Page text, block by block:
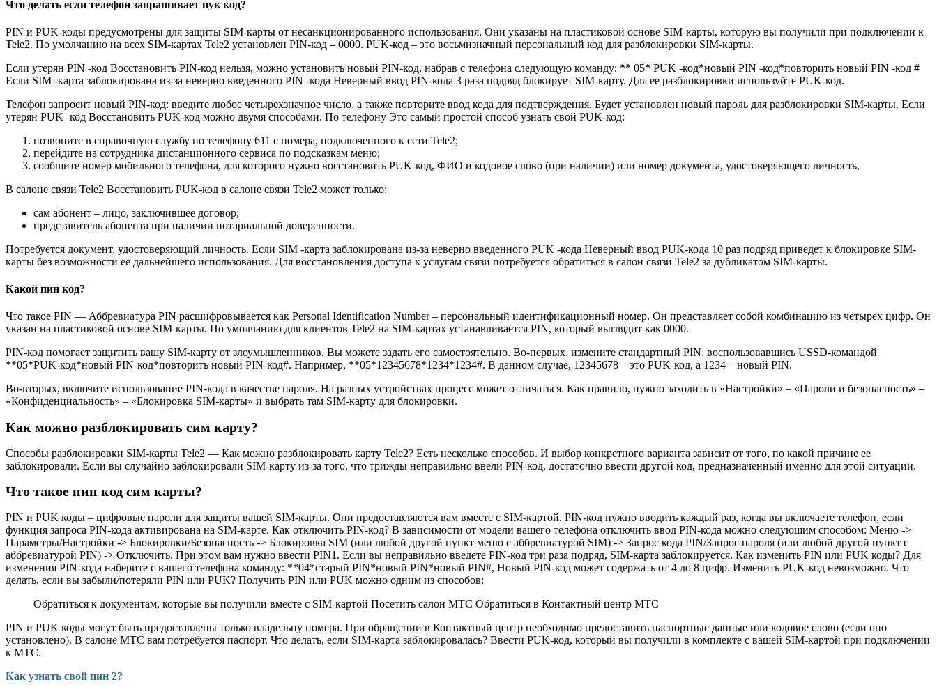
Что делать если телефон запрашивает пук код?
PIN и PUK-коды предусмотрены для защиты SIM-карты от несанкционированного использования. Они указаны на пластиковой основе SIM-карты, которую вы получили при подключении к
Tele2. По умолчанию на всех SIM-картах Tele2 установлен PIN-код – 0000. PUK-код – это восьмизначный персональный код для разблокировки SIM-карты.
Если утерян PIN -код Восстановить PIN-код нельзя, можно установить новый PIN-код, набрав с телефона следующую команду: ** 05* PUK -код*новый PIN -код*повторить новый PIN -код #
Если SIM -карта заблокирована из-за неверно введенного PIN -кода Неверный ввод PIN-кода 3 раза подряд блокирует SIM-карту. Для ее разблокировки используйте PUK-код.
Телефон запросит новый PIN-код: введите любое четырехзначное число, а также повторите ввод кода для подтверждения. Будет установлен новый пароль для разблокировки SIM-карты. Если
утерян PUK -код Восстановить PUK-код можно двумя способами. По телефону Это самый простой способ узнать свой PUK-код:
позвоните в справочную службу по телефону 611 с номера, подключенного к сети Tele2;
перейдите на сотрудника дистанционного сервиса по подсказкам меню;
сообщите номер мобильного телефона, для которого нужно восстановить PUK-код, ФИО и кодовое слово (при наличии) или номер документа, удостоверяющего личность,
В салоне связи Tele2 Восстановить PUK-код в салоне связи Tele2 может только:
сам абонент – лицо, заключившее договор;
представитель абонента при наличии нотариальной доверенности.
Потребуется документ, удостоверяющий личность. Если SIM -карта заблокирована из-за неверно введенного PUK -кода Неверный ввод PUK-кода 10 раз подряд приведет к блокировке SIM-
карты без возможности ее дальнейшего использования. Для восстановления доступа к услугам связи потребуется обратиться в салон связи Tele2 за дубликатом SIM-карты.
Какой пин код?
Что такое PIN — Аббревиатура PIN расшифровывается как Personal Identification Number – персональный идентификационный номер. Он представляет собой комбинацию из четырех цифр. Он
указан на пластиковой основе SIM-карты. По умолчанию для клиентов Tele2 на SIM-картах устанавливается PIN, который выглядит как 0000.
PIN-код помогает защитить вашу SIM-карту от злоумышленников. Вы можете задать его самостоятельно. Во-первых, измените стандартный PIN, воспользовавшись USSD-командой
**05*PUK-код*новый PIN-код*повторить новый PIN-код#. Например, **05*12345678*1234*1234#. В данном случае, 12345678 – это PUK-код, а 1234 – новый PIN.
Во-вторых, включите использование PIN-кода в качестве пароля. На разных устройствах процесс может отличаться. Как правило, нужно заходить в «Настройки» – «Пароли и безопасность» –
«Конфиденциальность» – «Блокировка SIM-карты» и выбрать там SIM-карту для блокировки.
Как можно разблокировать сим карту?
Способы разблокировки SIM-карты Tele2 — Как можно разблокировать карту Tele2? Есть несколько способов. И выбор конкретного варианта зависит от того, по какой причине ее
заблокировали. Если вы случайно заблокировали SIM-карту из-за того, что трижды неправильно ввели PIN-код, достаточно ввести другой код, предназначенный именно для этой ситуации.
Что такое пин код сим карты?
PIN и PUK коды – цифровые пароли для защиты вашей SIM-карты. Они предоставляются вам вместе с SIM-картой. PIN-код нужно вводить каждый раз, когда вы включаете телефон, если
функция запроса PIN-кода активирована на SIM-карте. Как отключить PIN-код? В зависимости от модели вашего телефона отключить ввод PIN-кода можно следующим способом: Меню ->
Параметры/Настройки -> Блокировки/Безопасность -> Блокировка SIM (или любой другой пункт меню с аббревиатурой SIM) -> Запрос кода PIN/Запрос пароля (или любой другой пункт с
аббревиатурой PIN) -> Отключить. При этом вам нужно ввести PIN1. Если вы неправильно введете PIN-код три раза подряд, SIM-карта заблокируется. Как изменить PIN или PUK коды? Для
изменения PIN-кода наберите с вашего телефона команду: **04*старый PIN*новый PIN*новый PIN#, Новый PIN-код может содержать от 4 до 8 цифр. Изменить PUK-код невозможно. Что
делать, если вы забыли/потеряли PIN или PUK? Получить PIN или PUK можно одним из способов:
Обратиться к документам, которые вы получили вместе с SIM-картой Посетить cалон МТС Обратиться в Контактный центр МТС
PIN и PUK коды могут быть предоставлены только владельцу номера. При обращении в Контактный центр необходимо предоставить паспортные данные или кодовое слово (если оно
установлено). В салоне МТС вам потребуется паспорт. Что делать, если SIM-карта заблокировалась? Ввести PUK-код, который вы получили в комплекте с вашей SIM-картой при подключении
к МТС.
Как узнать свой пин 2?